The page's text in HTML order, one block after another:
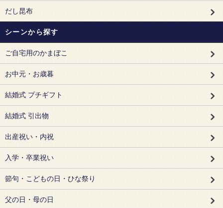
だし昆布
シーンから探す
ご自宅用のかまぼこ
お中元・お歳暮
結婚式 プチギフト
結婚式 引出物
出産祝い・内祝
入学・卒業祝い
節句・こどもの日・ひな祭り
父の日・母の日